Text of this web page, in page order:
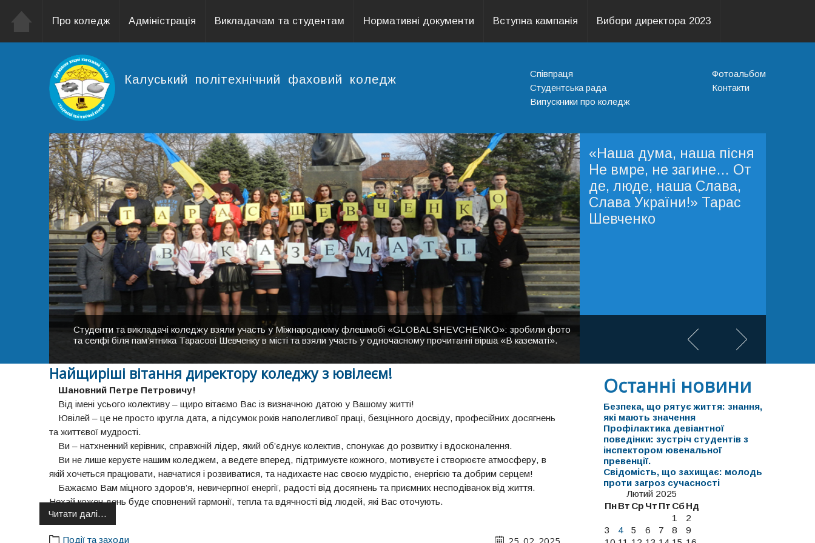
Про коледж Адміністрація Викладачам та студентам Нормативні документи Вступна кампанія Вибори директора 2023
Калуський політехнічний фаховий коледж
Співпраця
Студентська рада
Випускники про коледж
Фотоальбом
Контакти
Студенти та викладачі коледжу взяли участь у Міжнародному флешмобі «GLOBAL SHEVCHENKO»: зробили фото
та селфі біля пам’ятника Тарасові Шевченку в місті та взяли участь у одночасному прочитанні вірша «В казематі».
«Наша дума, наша пісня
Не вмре, не загине… От
де, люде, наша Слава,
Слава України!» Тарас
Шевченко
Корпус ДВНЗ "Калуський політехнійчний коледж" похмурого дня.
Вид зі сторони гуртожитка коледжу
«Найголовніше
прищепити смак і любов
до науки: інакше ми
виховаємо просто
віслюків, навантажених
Студентки нашого коледжу виконують пісню "Коледже мій" на сцені актової зали до Дня вчителя.
Фото: Бірін Максим
«Відпочинок необхідний.
Я можу зробити річну
порцію роботи за дев'ять
місяців, але не за
дванадцять» Джон
Найщиріші вітання директору коледжу з ювілеєм!
Шановний Петре Петровичу!
Від імені усього колективу – щиро вітаємо Вас із визначною датою у Вашому житті!
Ювілей – це не просто кругла дата, а підсумок років наполегливої праці, безцінного досвіду, професійних досягнень
та життєвої мудрості.
Ви – натхненний керівник, справжній лідер, який об’єднує колектив, спонукає до розвитку і вдосконалення.
Ви не лише керуєте нашим коледжем, а ведете вперед, підтримуєте кожного, мотивуєте і створюєте атмосферу, в
якій хочеться працювати, навчатися і розвиватися, та надихаєте нас своєю мудрістю, енергією та добрим серцем!
Бажаємо Вам міцного здоров’я, невичерпної енергії, радості від досягнень та приємних несподіванок від життя.
Нехай кожен день буде сповнений гармонії, тепла та вдячності від людей, які Вас оточують.
Читати далі…
Події та заходи 25. 02. 2025.
Останні новини
Безпека, що рятує життя: знання,
які мають значення
Профілактика девіантної
поведінки: зустріч студентів з
інспектором ювенальної
превенції.
Свідомість, що захищає: молодь
проти загроз сучасності
Лютий 2025
Пн Вт Ср Чт Пт Сб Нд
1
2
3
4 5 6 7 8
9